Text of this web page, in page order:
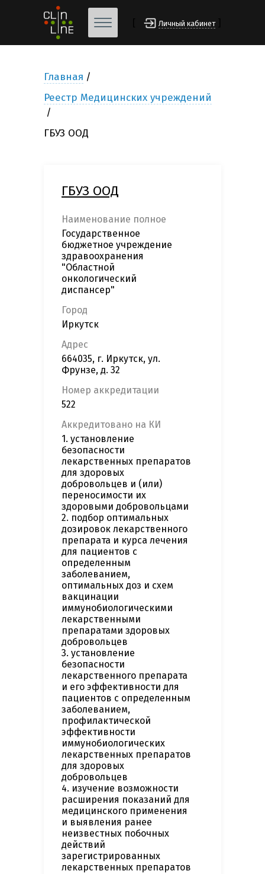
Личный кабинет
Главная
Реестр Медицинских учреждений
ГБУЗ ООД
ГБУЗ ООД
Наименование полное
Государственное
бюджетное учреждение
здравоохранения
"Областной
онкологический
диспансер"
Город
Иркутск
Адрес
664035, г. Иркутск, ул.
Фрунзе, д. 32
Номер аккредитации
522
Аккредитовано на КИ
1. установление
безопасности
лекарственных препаратов
для здоровых
добровольцев и (или)
переносимости их
здоровыми добровольцами
2. подбор оптимальных
дозировок лекарственного
препарата и курса лечения
для пациентов с
определенным
заболеванием,
оптимальных доз и схем
вакцинации
иммунобиологическими
лекарственными
препаратами здоровых
добровольцев
3. установление
безопасности
лекарственного препарата
и его эффективности для
пациентов с определенным
заболеванием,
профилактической
эффективности
иммунобиологических
лекарственных препаратов
для здоровых
добровольцев
4. изучение возможности
расширения показаний для
медицинского применения
и выявления ранее
неизвестных побочных
действий
зарегистрированных
лекарственных препаратов